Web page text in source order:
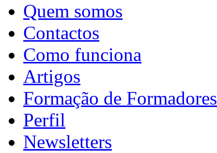
Quem somos
Contactos
Como funciona
Artigos
Formação de Formadores
Perfil
Newsletters